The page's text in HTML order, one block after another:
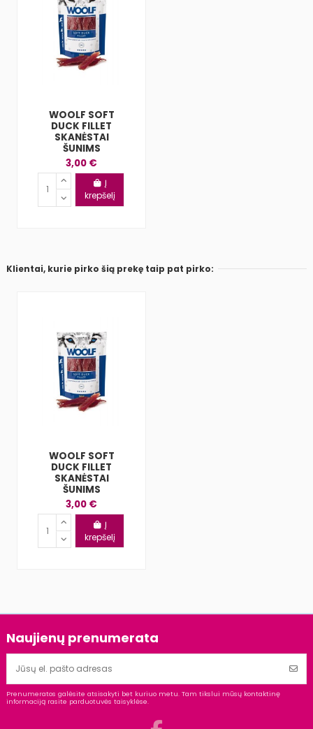
WOOLF SOFT
DUCK FILLET
SKANĖSTAI
ŠUNIMS
3,00 €
Į
krepšelį
Klientai, kurie pirko šią prekę taip pat pirko:
WOOLF SOFT
DUCK FILLET
SKANĖSTAI
ŠUNIMS
3,00 €
Į
krepšelį
Naujienų prenumerata
Prenumeratos galėsite atsisakyti bet kuriuo metu. Tam tikslui mūsų kontaktinę
informaciją rasite parduotuvės taisyklėse.